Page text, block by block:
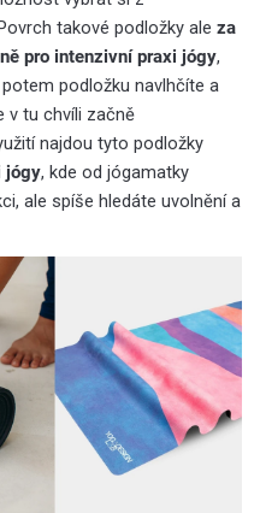
takové podložky ale za
pro intenzivní praxi jógy,
podložku navlhčíte a
v tu chvíli začně
najdou tyto podložky
jógy, kde od jógamatky
ale spíše hledáte uvolnění a